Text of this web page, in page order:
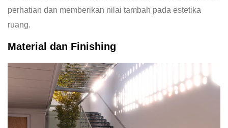
perhatian dan memberikan nilai tambah pada estetika
ruang.
Material dan Finishing